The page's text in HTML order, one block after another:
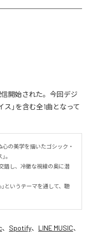
信開始された。今回デジ
」を含む全1曲となって
の美学を描いたゴシック・
。
錯し、冷徹な視線の奥に潜
というテーマを通して、聴
、 Spotify、 LINE MUSIC、